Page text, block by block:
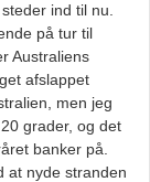
ind til nu.
på tur til
Australiens
afslappet
men jeg
grader, og det
banker på.
at nyde stranden